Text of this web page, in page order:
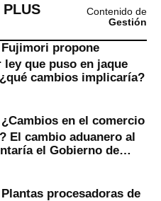
Contenido de
Gestión
Fujimori propone
ley que puso en jaque
cambios implicaría?
¿Cambios en el comercio
El cambio aduanero al
el Gobierno de
Plantas procesadoras de